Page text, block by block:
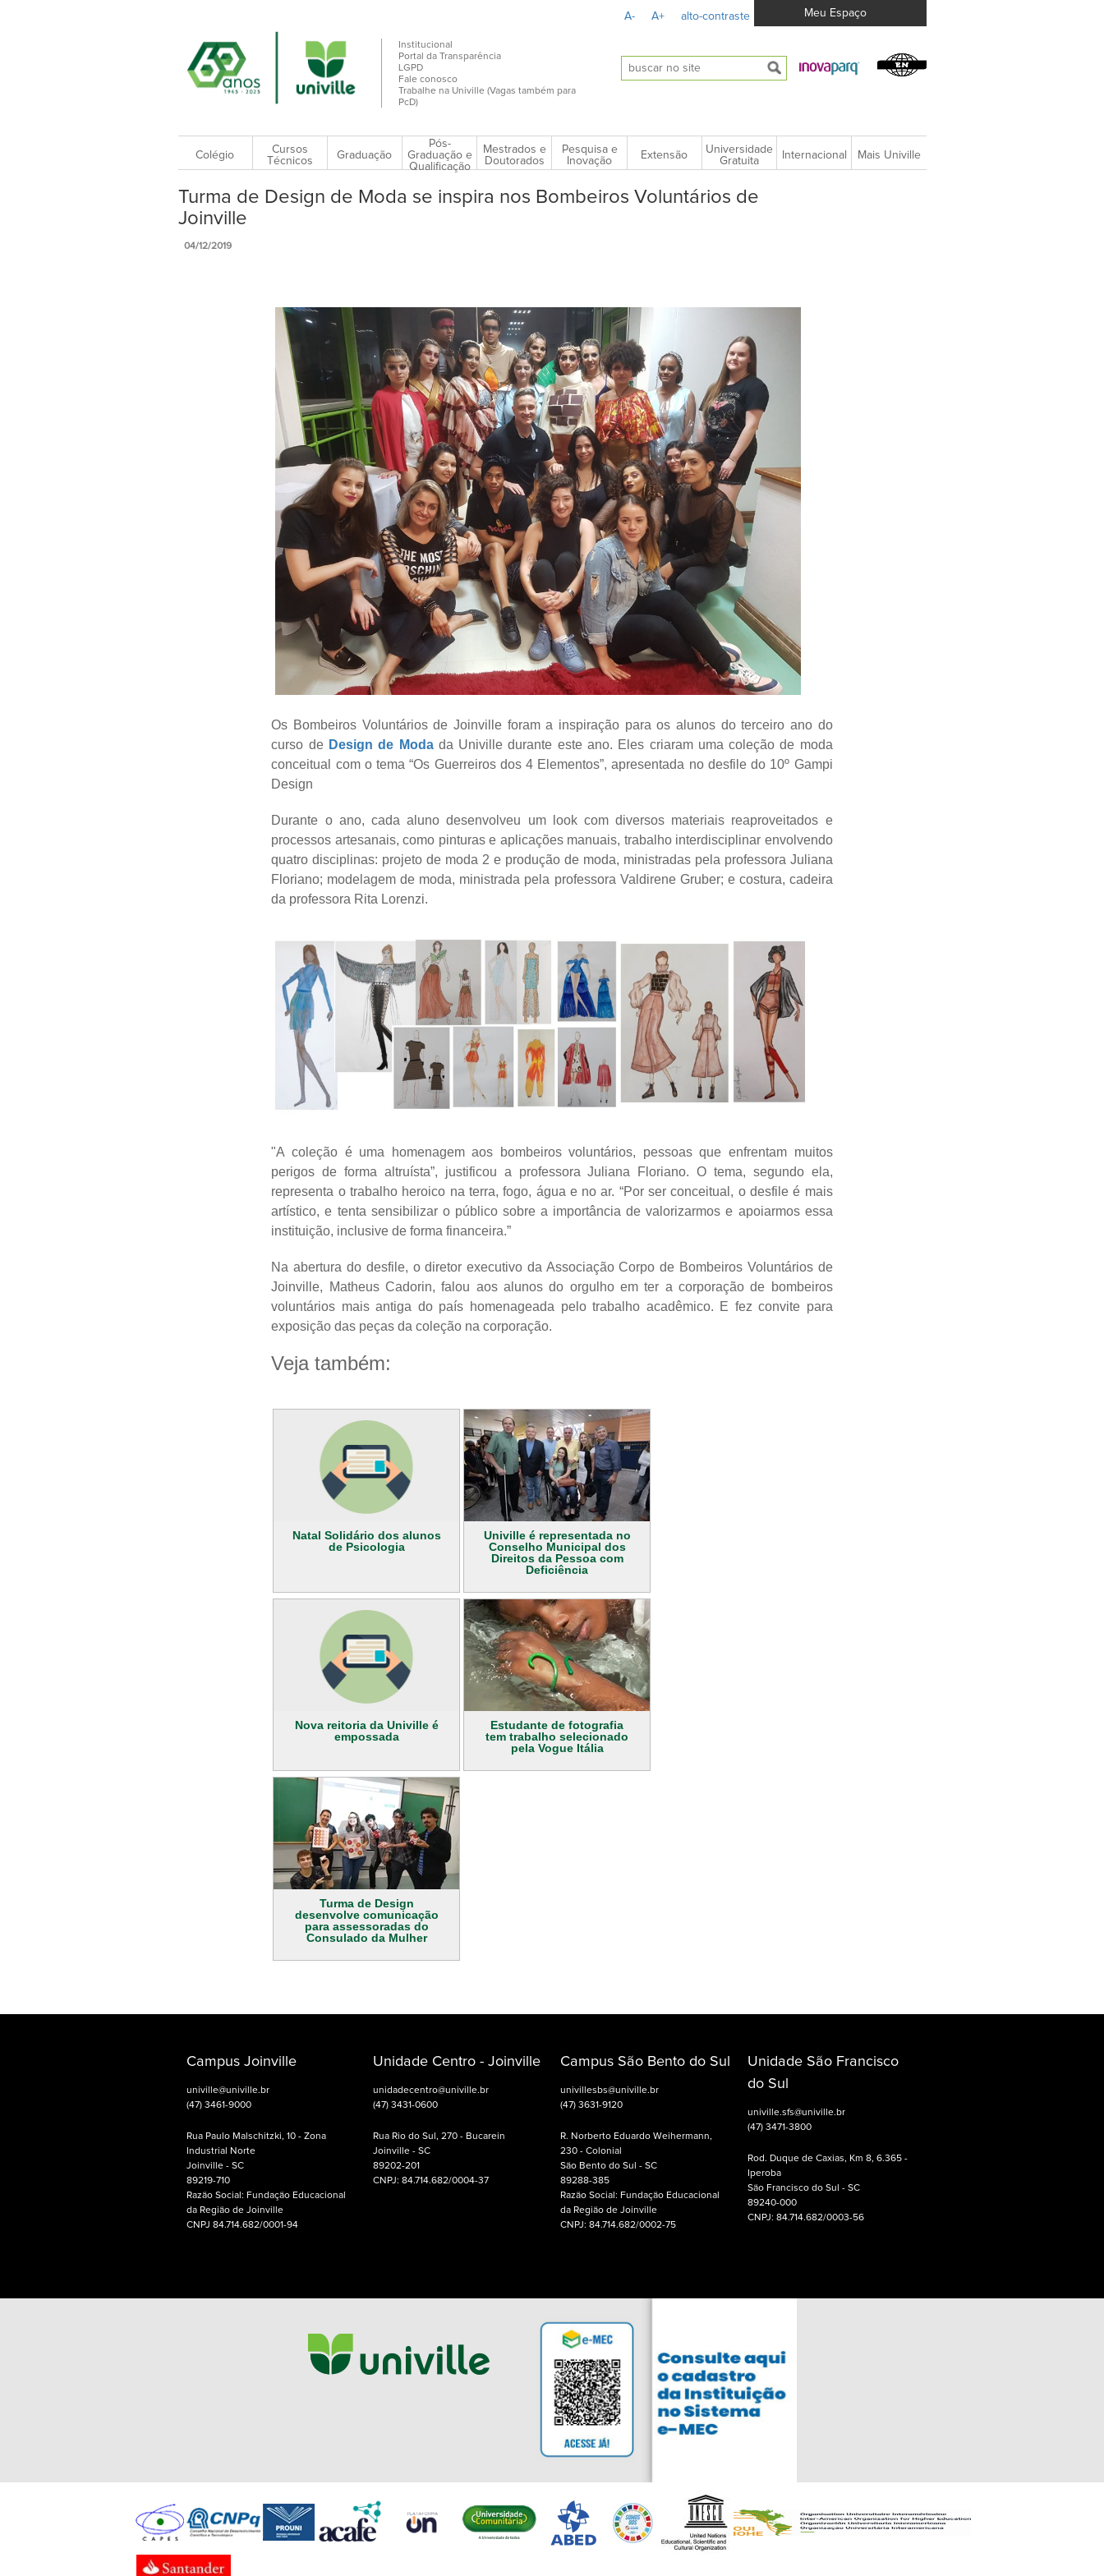
A- A+ alto-contraste Meu Espaço
Institucional
Portal da Transparência
LGPD
Fale conosco
Trabalhe na Univille (Vagas também para
PcD)
Colégio
Cursos
Técnicos
Graduação
Pós-
Graduação e
Qualificação
Mestrados e
Doutorados
Pesquisa e
Inovação
Extensão
Universidade
Gratuita
Internacional Mais Univille
Turma de Design de Moda se inspira nos Bombeiros Voluntários de
Joinville
04/12/2019
Os Bombeiros Voluntários de Joinville foram a inspiração para os alunos do terceiro ano do
curso de Design de Modada Univille durante este ano. Eles criaram uma coleção de moda
conceitual com o tema “Os Guerreiros dos 4 Elementos”, apresentada no desfile do 10º Gampi
Design
Durante o ano, cada aluno desenvolveu um lookcom diversos materiais reaproveitados e
processos artesanais, como pinturas e aplicações manuais, trabalho interdisciplinar envolvendo
quatro disciplinas: projeto de moda 2 e produção de moda, ministradas pela professora Juliana
Floriano; modelagem de moda, ministrada pela professora Valdirene Gruber; e costura, cadeira
da professora Rita Lorenzi.
"A coleção é uma homenagem aos bombeiros voluntários, pessoas que enfrentam muitos
perigos de forma altruísta”, justificou a professora Juliana Floriano. O tema, segundo ela,
representa o trabalho heroico na terra, fogo, água e no ar. “Por ser conceitual, o desfile é mais
artístico, e tenta sensibilizar o público sobre a importância de valorizarmos e apoiarmos essa
instituição, inclusive de forma financeira.”
Na abertura do desfile, o diretor executivo da Associação Corpo de Bombeiros Voluntários de
Joinville, Matheus Cadorin, falou aos alunos do orgulho em ter a corporação de bombeiros
voluntários mais antiga do país homenageada pelo trabalho acadêmico. E fez convite para
exposição das peças da coleção na corporação.
Veja também:
Natal Solidário dos alunos
de Psicologia
Univille é representada no
Conselho Municipal dos
Direitos da Pessoa com
Deficiência
Nova reitoria da Univille é
empossada
Estudante de fotografia
tem trabalho selecionado
pela Vogue Itália
Turma de Design
desenvolve comunicação
para assessoradas do
Consulado da Mulher
Campus Joinville
univille@univille.br
(47) 3461-9000
Rua Paulo Malschitzki, 10 - Zona
Industrial Norte
Joinville - SC
89219-710
Razão Social: Fundação Educacional
da Região de Joinville
CNPJ 84.714.682/0001-94
Unidade Centro - Joinville
unidadecentro@univille.br
(47) 3431-0600
Rua Rio do Sul, 270 - Bucarein
Joinville - SC
89202-201
CNPJ: 84.714.682/0004-37
Campus São Bento do Sul
univillesbs@univille.br
(47) 3631-9120
R. Norberto Eduardo Weihermann,
230 - Colonial
São Bento do Sul - SC
89288-385
Razão Social: Fundação Educacional
da Região de Joinville
CNPJ: 84.714.682/0002-75
Unidade São Francisco
do Sul
univille.sfs@univille.br
(47) 3471-3800
Rod. Duque de Caxias, Km 8, 6.365 -
Iperoba
São Francisco do Sul - SC
89240-000
CNPJ: 84.714.682/0003-56